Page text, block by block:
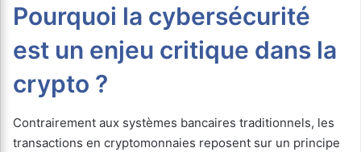
Pourquoi la cybersécurité
est un enjeu critique dans la
crypto ?
Contrairement aux systèmes bancaires traditionnels, les
transactions en cryptomonnaies reposent sur un principe